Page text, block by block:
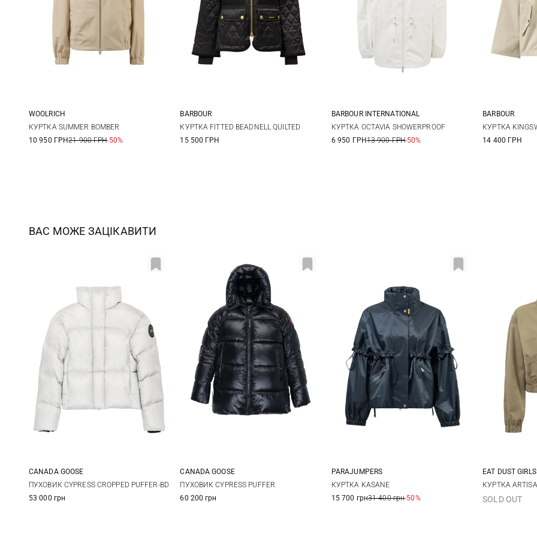
XS S M
WOOLRICH
КУРТКА SUMMER BOMBER
10 950 ГРН21 900 ГРН-50%
8 10 12
BARBOUR
КУРТКА FITTED BEADNELL QUILTED
15 500 ГРН
8 10 12
BARBOUR INTERNATIONAL
КУРТКА OCTAVIA SHOWERPROOF
6 950 ГРН13 900 ГРН-50%
8
BARBOUR
КУРТКА
14 400 ГРН
ВАС МОЖЕ ЗАЦІКАВИТИ
XS S M L
CANADA GOOSE
ПУХОВИК CYPRESS CROPPED PUFFER-BD
53 000 грн
XS S M
CANADA GOOSE
ПУХОВИК CYPRESS PUFFER
60 200 грн
XS S
PARAJUMPERS
КУРТКА KASANE
15 700 грн31 400 грн-50%
XXS
EAT DUST
КУРТКА
SOLD OUT